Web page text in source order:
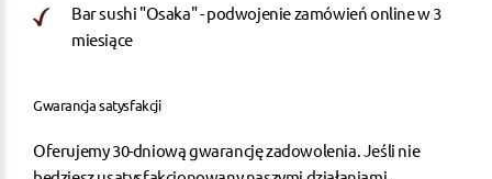
Bar sushi "Osaka" - podwojenie zamówień online w 3
miesiące
Gwarancja satysfakcji
Oferujemy 30-dniową gwarancję zadowolenia. Jeśli nie